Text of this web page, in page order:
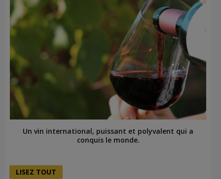
Un vin international, puissant et polyvalent qui a
conquis le monde.
LISEZ TOUT